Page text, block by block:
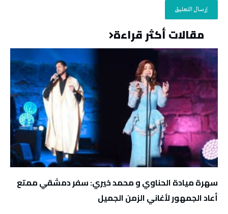
مقالات أكثر قراءة
سهرة ميادة الحناوي و محمد خيري: سفر دمشقي ممتع
أعاد الجمهور لأغاني الزمن الجميل